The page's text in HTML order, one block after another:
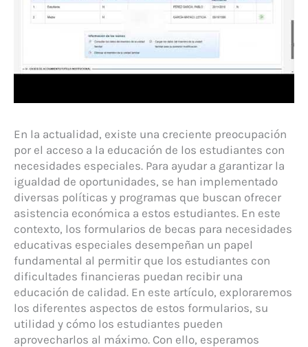
En la actualidad, existe una creciente preocupación
por el acceso a la educación de los estudiantes con
necesidades especiales. Para ayudar a garantizar la
igualdad de oportunidades, se han implementado
diversas políticas y programas que buscan ofrecer
asistencia económica a estos estudiantes. En este
contexto, los formularios de becas para necesidades
educativas especiales desempeñan un papel
fundamental al permitir que los estudiantes con
dificultades financieras puedan recibir una
educación de calidad. En este artículo, exploraremos
los diferentes aspectos de estos formularios, su
utilidad y cómo los estudiantes pueden
aprovecharlos al máximo. Con ello, esperamos